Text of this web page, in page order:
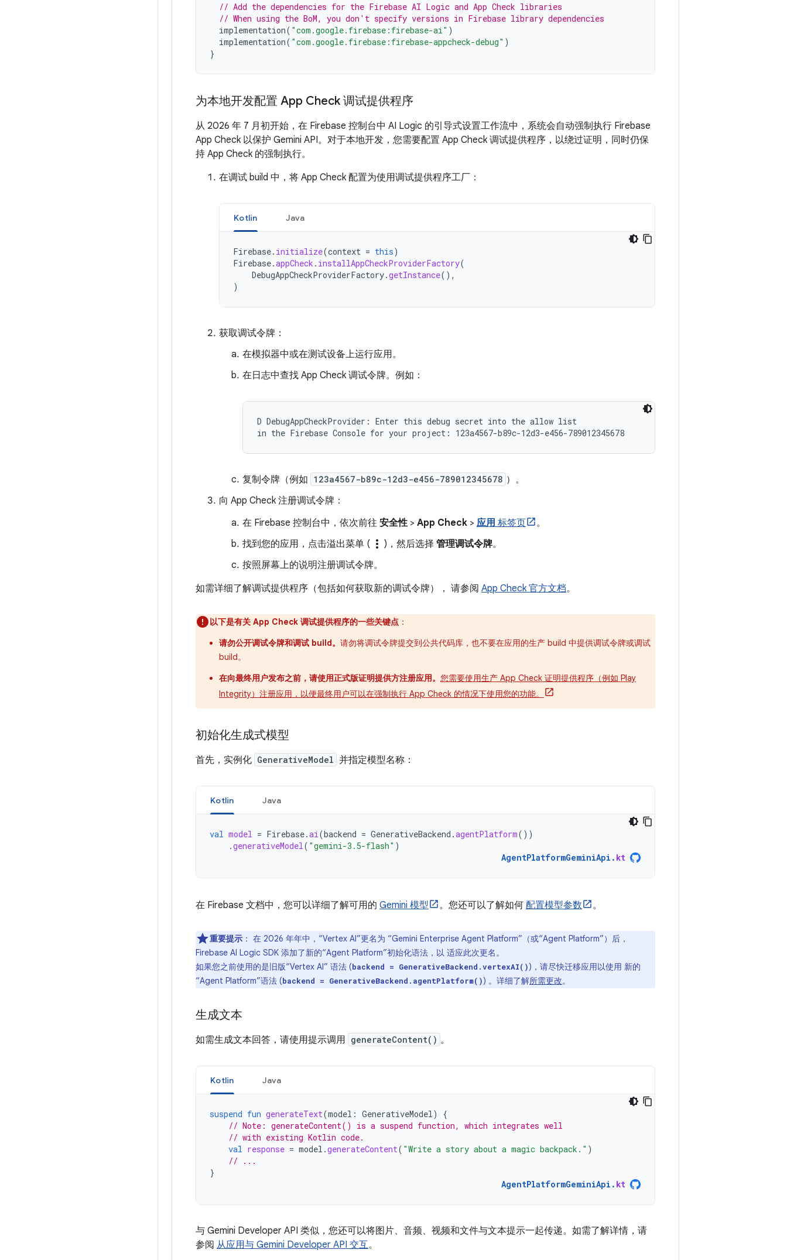
// Add the dependencies for the Firebase AI Logic and App Check libraries
// When using the BoM, you don't specify versions in Firebase library dependencies
implementation( "com.google.firebase:firebase-ai" )
implementation( "com.google.firebase:firebase-appcheck-debug" )
}
为本地开发配置 App Check 调试提供程序
从 2026 年 7 月初开始，在 Firebase 控制台中 AI Logic 的引导式设置工作流中，系统会自动强制执行 Firebase
App Check 以保护 Gemini API。对于本地开发，您需要配置 App Check 调试提供程序，以绕过证明，同时仍保
持 App Check 的强制执行。
在调试 build 中，将 App Check 配置为使用调试提供程序工厂：
Kotlin Java
Firebase. initialize(context = this)
Firebase.appCheck . installAppCheckProviderFactory(
DebugAppCheckProviderFactory.getInstance(),
)
获取调试令牌：
在模拟器中或在测试设备上运行应用。
在日志中查找 App Check 调试令牌。例如：
D DebugAppCheckProvider: Enter this debug secret into the allow list
复制令牌（例如 123a4567-b89c-12d3-e456-789012345678 ）。
向 App Check 注册调试令牌：
在 Firebase 控制台中，依次前往 安全性 > App Check > 应用 标签页
。
找到您的应用，点击溢出菜单 ( more_vert )，然后选择 管理调试令牌。
按照屏幕上的说明注册调试令牌。
如需详细了解调试提供程序（包括如何获取新的调试令牌）， 请参阅 App Check 官方文档。
以下是有关 App Check 调试提供程序的一些关键点 ：
请勿公开调试令牌和调试 build。 请勿将调试令牌提交到公共代码库，也不要在应用的生产 build 中提供调试令牌或调试
build。
在向最终用户发布之前，请使用正式版证明提供方注册应用。 您需要使用生产 App Check 证明提供程序（例如 Play
Integrity）注册应用，以便最终用户可以在强制执行 App Check 的情况下使用您的功能。
初始化生成式模型
首先，实例化 GenerativeModel 并指定模型名称：
Kotlin Java
val model = Firebase.ai(backend = GenerativeBackend .agentPlatform())
.generativeModel( "gemini-3.5-flash" )
AgentPlatformGeminiApi . kt
在 Firebase 文档中，您可以详细了解可用的 Gemini 模型 。您还可以了解如何 配置模型参数 。
重要提示 ： 在 2026 年年中，“Vertex AI”更名为 “Gemini Enterprise Agent Platform”（或“Agent Platform”）后，
Firebase AI Logic SDK 添加了新的“Agent Platform”初始化语法，以 适应此次更名。
如果您之前使用的是旧版“Vertex AI” 语法 (backend = GenerativeBackend.vertexAI())，请尽快迁移应用以使用 新的
“Agent Platform”语法 (backend = GenerativeBackend.agentPlatform()) 。详细了解所需更改。
生成文本
如需生成文本回答，请使用提示调用 generateContent() 。
Kotlin Java
suspend fun generateText(model : GenerativeModel)
{
// Note: generateContent() is a suspend function, which integrates well
// with existing Kotlin code.
val response = model .generateContent( "Write a story about a magic backpack." )
// ...
}
AgentPlatformGeminiApi . kt
与 Gemini Developer API 类似，您还可以将图片、音频、视频和文件与文本提示一起传递。如需了解详情，请
参阅 从应用与 Gemini Developer API 交互。